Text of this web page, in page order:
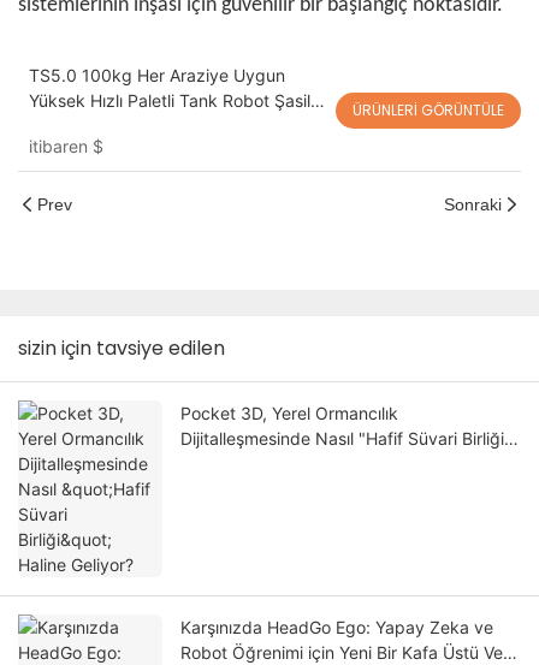
sistemlerinin inşası için güvenilir bir başlangıç ​​noktasıdır.
TS5.0 100kg Her Araziye Uygun
Yüksek Hızlı Paletli Tank Robot Şasili
itibaren $
ÜRÜNLERI GÖRÜNTÜLE
Prev Sonraki
sizin için tavsiye edilen
Pocket 3D, Yerel Ormancılık
Dijitalleşmesinde Nasıl "Hafif Süvari Birliği"
Karşınızda HeadGo Ego: Yapay Zeka ve
Robot Öğrenimi için Yeni Bir Kafa Üstü Veri